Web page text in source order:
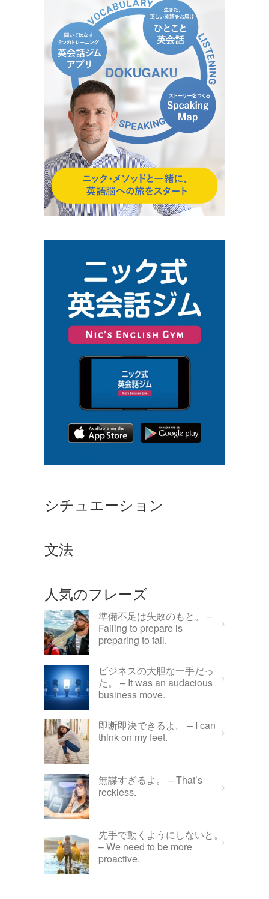
シチュエーション
文法
人気のフレーズ
準備不足は失敗のもと。 –
Failing to prepare is
preparing to fail.
ビジネスの大胆な一手だっ
た。 – It was an audacious
business move.
即断即決できるよ。 – I can
think on my feet.
無謀すぎるよ。 – That’s
reckless.
先手で動くようにしないと。
– We need to be more
proactive.